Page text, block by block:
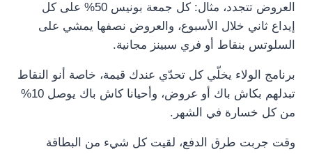
العروض تتجدد، مثال: كل جمعة بونيس 50% على كل
إيداع ثاني خلال الأسبوع، والعروض نصفها يمشي على
السلوتس بنقاط أو فري سبينز مجانية.
برنامج الولاء يخلّي كل تحدّي عندك قيمة، خاصة أنو النقاط
تبدلهم بكاش باك أو عروض، وأحيانا كاش باك يوصل 10%
من كل خسارة في الشهر.
وقت جربت طرق الدفع، لقيت كل شيء من البطاقة